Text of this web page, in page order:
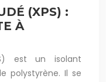
(XPS) :
À
est un isolant
polystyrène. Il se